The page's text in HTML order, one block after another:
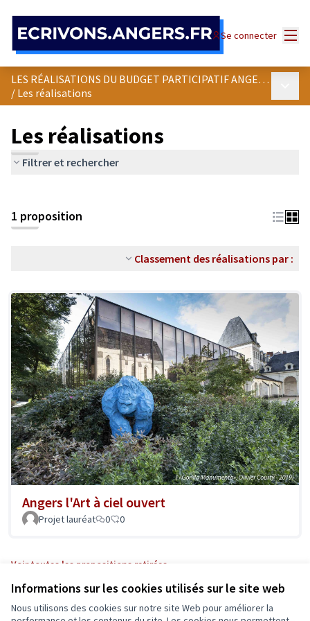
Informations sur les cookies utilisés sur le site web
Nous utilisons des cookies sur notre site Web pour améliorer la
Se connecter
LES RÉALISATIONS DU BUDGET PARTICIPATIF ANGEVIN
/ Les réalisations
Les réalisations
Filtrer et rechercher
1 proposition
Classement des réalisations par :
Angers l'Art à ciel ouvert
Projet lauréat 0 0
Voir toutes les propositions retirées